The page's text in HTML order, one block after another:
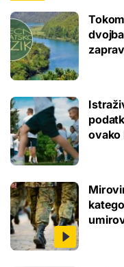
ovako